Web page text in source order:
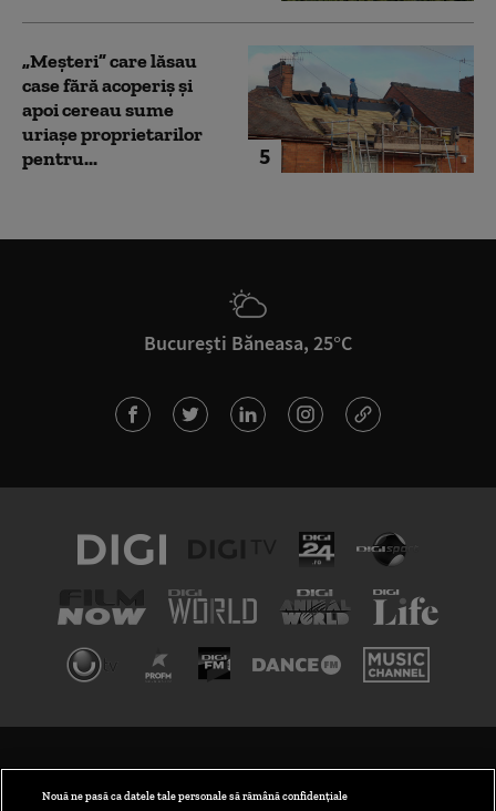
5
„Meșteri” care lăsau
case fără acoperiș și
apoi cereau sume
uriașe proprietarilor
pentru...
București Băneasa, 25°C
Nouă ne pasă ca datele tale personale să rămână confidențiale